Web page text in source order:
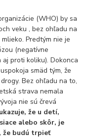
(WHO) by sa
veku , bez ohľadu na
Predtým nie je
(negatívne
proti koliku). Dokonca
smäd tým, že
Bez ohľadu na to,
strava nemala
nie sú črevá
že u detí,
alebo skôr, je
že budú trpieť